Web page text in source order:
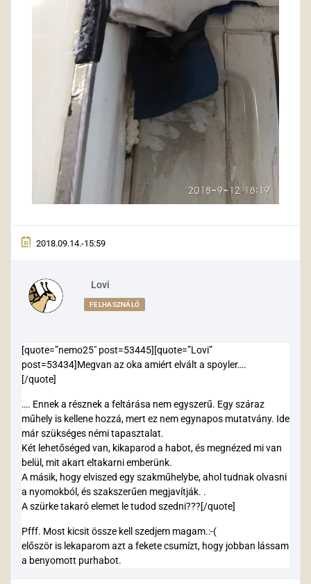
2018.09.14.-15:59
Lovi
FELHASZNÁLÓ
[quote=”nemo25″ post=53445][quote=”Lovi”
post=53434]Megvan az oka amiért elvált a spoyler….
[/quote]
…. Ennek a résznek a feltárása nem egyszerű. Egy száraz
műhely is kellene hozzá, mert ez nem egynapos mutatvány. Ide
már szükséges némi tapasztalat.
Két lehetőséged van, kikaparod a habot, és megnézed mi van
belül, mit akart eltakarni emberünk.
A másik, hogy elviszed egy szakműhelybe, ahol tudnak olvasni
a nyomokból, és szakszerűen megjavítják. .
A szürke takaró elemet le tudod szedni???[/quote]
Pfff. Most kicsit össze kell szedjem magam.:-(
először is lekaparom azt a fekete csumízt, hogy jobban lássam
a benyomott purhabot.